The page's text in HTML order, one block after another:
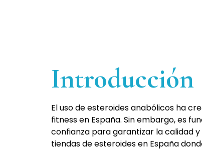
Introducción
El uso de esteroides anabólicos ha
fitness en España. Sin embargo, es
confianza para garantizar la calidad
tiendas de esteroides en España